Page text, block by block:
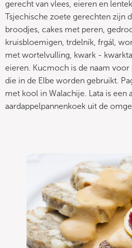
gerecht van vlees, eieren en
Tsjechische zoete gerechten zijn
broodjes, cakes met peren,
kruisbloemigen, trdelník, frgál,
met wortelvulling, kwark -
eieren. Kucmoch is de naam voor
die in de Elbe worden gebruikt.
met kool in Walachije. Lata is een
aardappelpannenkoek uit de